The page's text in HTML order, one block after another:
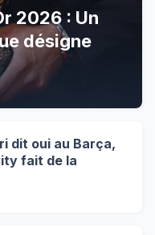
2026 : Un
désigne
dit oui au Barça,
fait de la